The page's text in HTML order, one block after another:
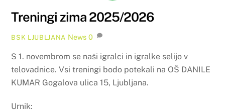
Treningi zima 2025/2026
BSK LJUBLJANA News 0
S 1. novembrom se naši igralci in igralke selijo v
telovadnice. Vsi treningi bodo potekali na OŠ DANILE
KUMAR Gogalova ulica 15, Ljubljana.
Urnik: